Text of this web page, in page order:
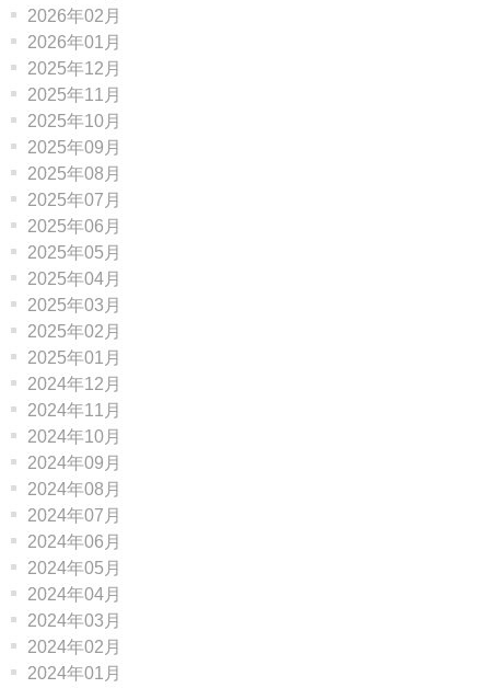
2026年02月
2026年01月
2025年12月
2025年11月
2025年10月
2025年09月
2025年08月
2025年07月
2025年06月
2025年05月
2025年04月
2025年03月
2025年02月
2025年01月
2024年12月
2024年11月
2024年10月
2024年09月
2024年08月
2024年07月
2024年06月
2024年05月
2024年04月
2024年03月
2024年02月
2024年01月